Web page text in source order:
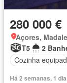
280 000 €
Açores,
T5
2
Cozinha
Há 2 semanas, 1